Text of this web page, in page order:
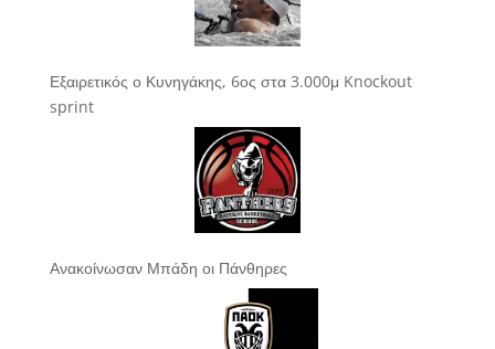
Εξαιρετικός ο Κυνηγάκης, 6ος στα 3.000μ Knockout
sprint
Ανακοίνωσαν Μπάδη οι Πάνθηρες